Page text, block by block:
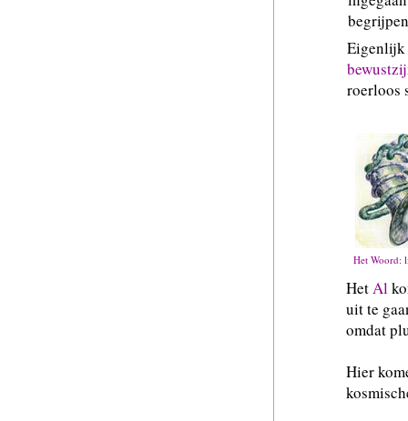
HetAl
uit te
omdat
Hier
Eigenlijk
roerloos
Het Woord: